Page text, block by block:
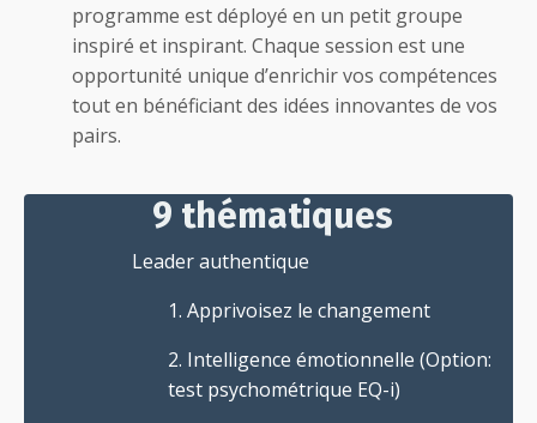
programme est déployé en un petit groupe
inspiré et inspirant. Chaque session est une
opportunité unique d’enrichir vos compétences
tout en bénéficiant des idées innovantes de vos
pairs.
9 thématiques
Leader authentique
1. Apprivoisez le changement
2. Intelligence émotionnelle (Option:
test psychométrique EQ-i)